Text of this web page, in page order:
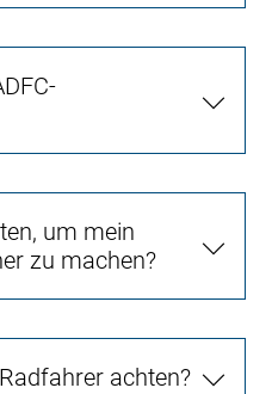
um mein
zu machen?
achten?